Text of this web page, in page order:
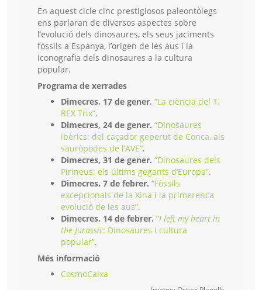
En aquest cicle cinc prestigiosos paleontòlegs
ens parlaran de diversos aspectes sobre
l’evolució dels dinosaures, els seus jaciments
fòssils a Espanya, l’origen de les aus i la
iconografia dels dinosaures a la cultura
popular.
Programa de xerrades
Dimecres, 17 de gener. “La ciència del T.
REX Trix”.
Dimecres, 24 de gener. “Dinosaures
ibèrics: del caçador geperut de Conca, als
sauròpodes de l’AVE”.
Dimecres, 31 de gener. “Dinosaures dels
Pirineus: els últims gegants d’Europa”.
Dimecres, 7 de febrer. “Fòssils
excepcionals de la Xina i la primerenca
evolució de les aus”.
Dimecres, 14 de febrer. “I left my heart in
the Jurassic: Dinosaures i cultura
popular”.
Més informació
CosmoCaixa